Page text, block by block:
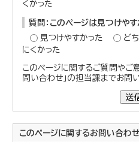
くかった
質問：このページは見つけや
見つけやすかった
ど
にくかった
このページに関するご質問やご
問い合わせ」の担当課までお問
送
このページに関するお問い合わせ